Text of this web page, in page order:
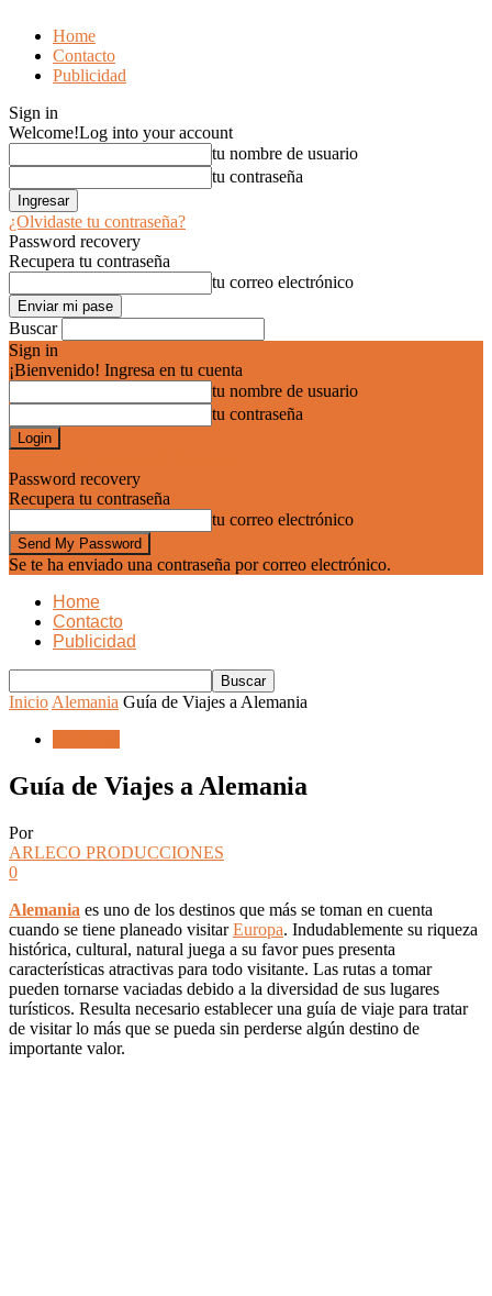
Home
Contacto
Publicidad
Sign in
Welcome!Log into your account
tu nombre de usuario
tu contraseña
¿Olvidaste tu contraseña?
Password recovery
Recupera tu contraseña
tu correo electrónico
Buscar
Sign in
¡Bienvenido! Ingresa en tu cuenta
tu nombre de usuario
tu contraseña
Password recovery
Recupera tu contraseña
tu correo electrónico
Se te ha enviado una contraseña por correo electrónico.
Home
Contacto
Publicidad
Inicio Alemania Guía de Viajes a Alemania
Guía de Viajes a Alemania
Por
ARLECO PRODUCCIONES
0
Alemania es uno de los destinos que más se toman en cuenta
cuando se tiene planeado visitarEuropa. Indudablemente su riqueza
histórica, cultural, natural juega a su favor pues presenta
características atractivas para todo visitante. Las rutas a tomar
pueden tornarse vaciadas debido a la diversidad de sus lugares
turísticos. Resulta necesario establecer una guía de viaje para tratar
de visitar lo más que se pueda sin perderse algún destino de
importante valor.